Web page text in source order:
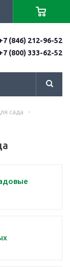
(846) 212-96-52
(800) 333-62-52
сада
-